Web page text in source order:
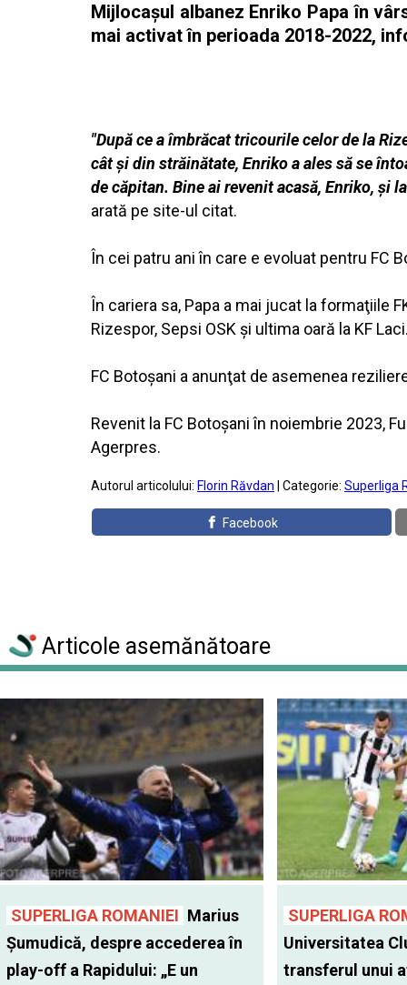
Mijlocaşul albanez Enriko Papa în
mai activat în perioada 2018-2022,
"După ce a îmbrăcat tricourile celor de la
cât şi din străinătate, Enriko a ales să se
de căpitan. Bine ai revenit acasă, Enriko, şi
arată pe site-ul citat.
În cei patru ani în care e evoluat pentru FC
În cariera sa, Papa a mai jucat la formaţiile
Rizespor, Sepsi OSK şi ultima oară la KF
FC Botoşani a anunţat de asemenea
Revenit la FC Botoşani în noiembrie 2023,
Agerpres.
Autorul articolului: Florin Răvdan | Categorie: Superliga
Facebook
Articole asemănătoare
SUPERLIGA ROMANIEI Marius
Șumudică, despre accederea în
play-off a Rapidului: „E un
SUPERLIGA
Universitatea
transferul unui